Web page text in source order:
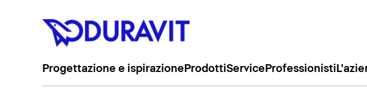
Progettazione e ispirazione ProdottiService Professionisti